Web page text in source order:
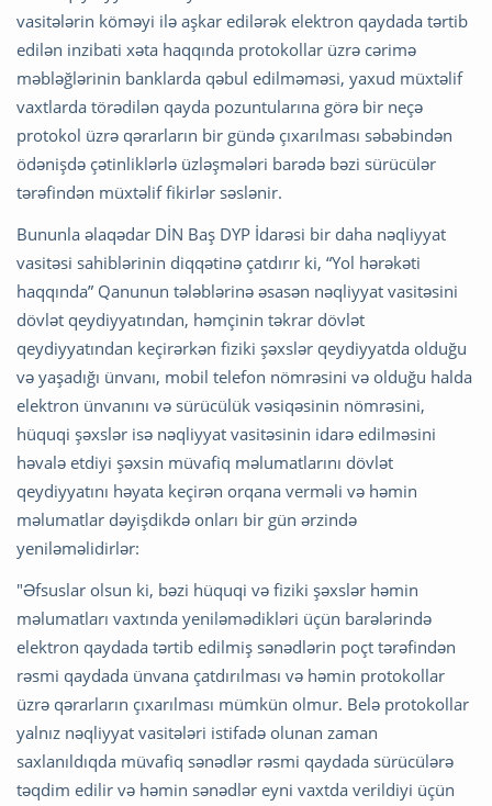
vasitələrin köməyi ilə aşkar edilərək elektron qaydada tərtib
edilən inzibati xəta haqqında protokollar üzrə cərimə
məbləğlərinin banklarda qəbul edilməməsi, yaxud müxtəlif
vaxtlarda törədilən qayda pozuntularına görə bir neçə
protokol üzrə qərarların bir gündə çıxarılması səbəbindən
ödənişdə çətinliklərlə üzləşmələri barədə bəzi sürücülər
tərəfindən müxtəlif fikirlər səslənir.
Bununla əlaqədar DİN Baş DYP İdarəsi bir daha nəqliyyat
vasitəsi sahiblərinin diqqətinə çatdırır ki, “Yol hərəkəti
haqqında” Qanunun tələblərinə əsasən nəqliyyat vasitəsini
dövlət qeydiyyatından, həmçinin təkrar dövlət
qeydiyyatından keçirərkən fiziki şəxslər qeydiyyatda olduğu
və yaşadığı ünvanı, mobil telefon nömrəsini və olduğu halda
elektron ünvanını və sürücülük vəsiqəsinin nömrəsini,
hüquqi şəxslər isə nəqliyyat vasitəsinin idarə edilməsini
həvalə etdiyi şəxsin müvafiq məlumatlarını dövlət
qeydiyyatını həyata keçirən orqana verməli və həmin
məlumatlar dəyişdikdə onları bir gün ərzində
yeniləməlidirlər:
"Əfsuslar olsun ki, bəzi hüquqi və fiziki şəxslər həmin
məlumatları vaxtında yeniləmədikləri üçün barələrində
elektron qaydada tərtib edilmiş sənədlərin poçt tərəfindən
rəsmi qaydada ünvana çatdırılması və həmin protokollar
üzrə qərarların çıxarılması mümkün olmur. Belə protokollar
yalnız nəqliyyat vasitələri istifadə olunan zaman
saxlanıldıqda müvafiq sənədlər rəsmi qaydada sürücülərə
təqdim edilir və həmin sənədlər eyni vaxtda verildiyi üçün